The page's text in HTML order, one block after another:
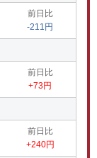
前日比
-211円
前日比
+73円
前日比
+240円